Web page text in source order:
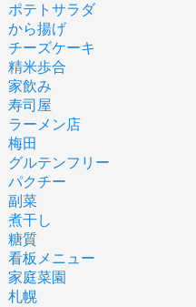
ポテトサラダ
から揚げ
チーズケーキ
精米歩合
家飲み
寿司屋
ラーメン店
梅田
グルテンフリー
パクチー
副菜
煮干し
糖質
看板メニュー
家庭菜園
札幌